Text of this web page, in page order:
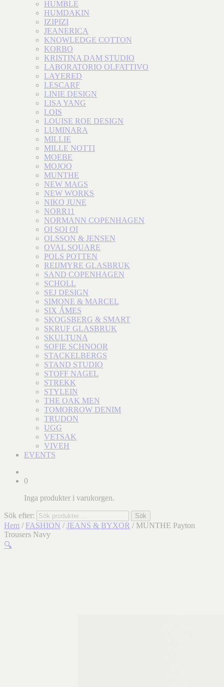
HUMBLE
HUMDAKIN
IZIPIZI
JEANERICA
KNOWLEDGE COTTON
KORBO
KRISTINA DAM STUDIO
LABORATORIO OLFATTIVO
LAYERED
LESCARF
LINIE DESIGN
LISA YANG
LOIS
LOUISE ROE DESIGN
LUMINARA
MILLIE
MILLE NOTTI
MOEBE
MOJOO
MUNTHE
NEW MAGS
NEW WORKS
NIKO JUNE
NORR11
NORMANN COPENHAGEN
OI SOI OI
OLSSON & JENSEN
OVAL SQUARE
POLS POTTEN
REIJMYRE GLASBRUK
SAND COPENHAGEN
SCHOLL
SEJ DESIGN
SIMONE & MARCEL
SIX ÁMES
SKOGSBERG & SMART
SKRUF GLASBRUK
SKULTUNA
SOFIE SCHNOOR
STACKELBERGS
STAND STUDIO
STOFF NAGEL
STREKK
STYLEIN
THE OAK MEN
TOMORROW DENIM
TRUDON
UGG
VETSAK
VIVEH
EVENTS
0
Inga produkter i varukorgen.
Sök efter: Sök
Hem / FASHION / JEANS & BYXOR / MUNTHE Payton
Trousers Navy
🔍